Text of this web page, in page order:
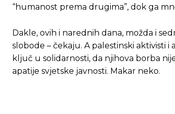
“humanost prema drugima”, dok ga
Dakle, ovih i narednih dana, možda i
slobode – čekaju. A palestinski aktivisti
ključ u solidarnosti, da njihova borba
apatije svjetske javnosti. Makar neko.